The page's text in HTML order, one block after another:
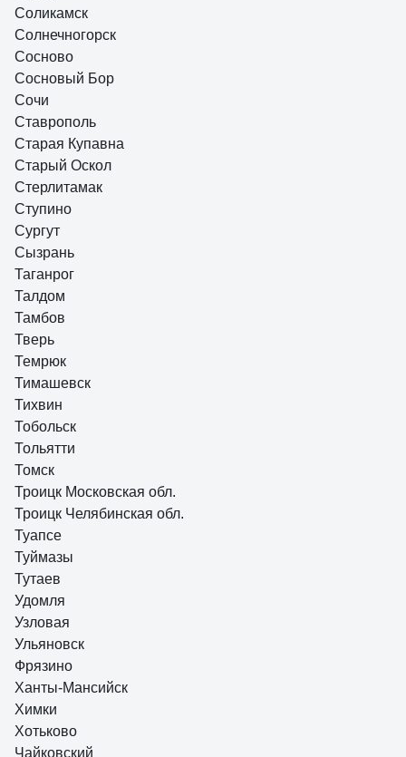
Соликамск
Солнечногорск
Сосново
Сосновый Бор
Сочи
Ставрополь
Старая Купавна
Старый Оскол
Стерлитамак
Ступино
Сургут
Сызрань
Таганрог
Талдом
Тамбов
Тверь
Темрюк
Тимашевск
Тихвин
Тобольск
Тольятти
Томск
Троицк Московская обл.
Троицк Челябинская обл.
Туапсе
Туймазы
Тутаев
Удомля
Узловая
Ульяновск
Фрязино
Ханты-Мансийск
Химки
Хотьково
Чайковский